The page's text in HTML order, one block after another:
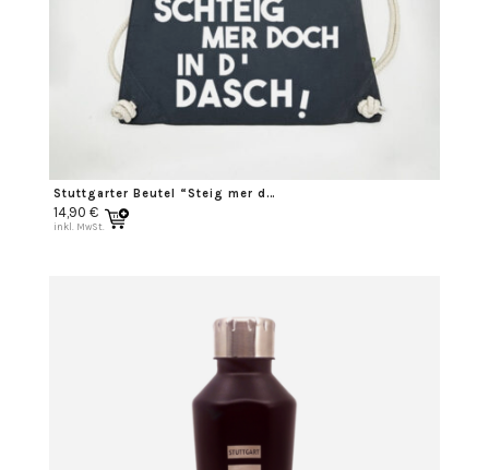
Stuttgarter Beutel “Steig mer doch in ‘d Dasch”
14,90 €
inkl. MwSt.